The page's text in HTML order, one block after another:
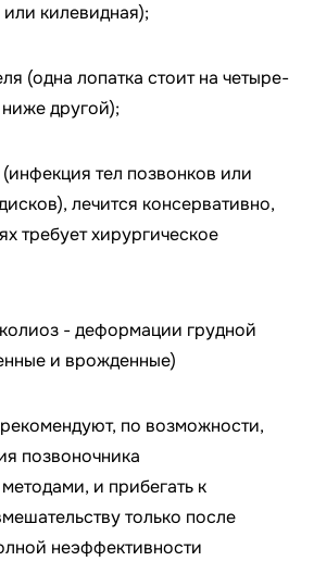
килевидная);
(одна лопатка стоит на четыре-
другой);
тел позвонков или
лечится консервативно,
требует хирургическое
- деформации грудной
и врожденные)
по возможности,
позвоночника
и прибегать к
только после
неэффективности